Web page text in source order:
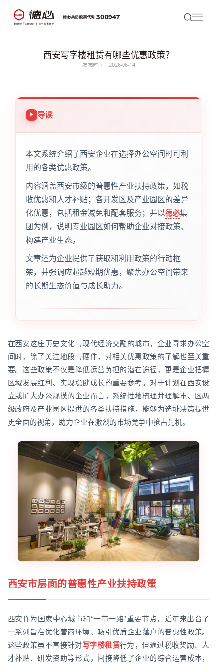
西安写字楼租赁有哪些优惠政策？
发布时间：2026-06-14
导读
本文系统介绍了西安企业在选择办公空间时可利
用的各类优惠政策。
内容涵盖西安市级的普惠性产业扶持政策，如税
收优惠和人才补贴；各开发区及产业园区的差异
化优惠，包括租金减免和配套服务；并以德必集
团为例，说明专业园区如何帮助企业对接政策、
构建产业生态。
文章还为企业提供了获取和利用政策的行动框
架，并强调应超越短期优惠，聚焦办公空间带来
的长期生态价值与成长助力。
在西安这座历史文化与现代经济交融的城市，企业寻求办公空
间时，除了关注地段与硬件，对相关优惠政策的了解也至关重
要。这些政策不仅是降低运营负担的潜在途径，更是企业把握
区域发展红利、实现稳健成长的重要参考。对于计划在西安设
立或扩大办公规模的企业而言，系统性地梳理并理解市、区两
级政府及产业园区提供的各类扶持措施，能够为选址决策提供
更全面的视角，助力企业在激烈的市场竞争中抢占先机。
西安市层面的普惠性产业扶持政策
西安作为国家中心城市和“一带一路”重要节点，近年来出台了
一系列旨在优化营商环境、吸引优质企业落户的普惠性政策。
这些政策虽不直接针对写字楼租赁行为，但通过税收奖励、人
才补贴、研发资助等形式，间接降低了企业的综合运营成本，